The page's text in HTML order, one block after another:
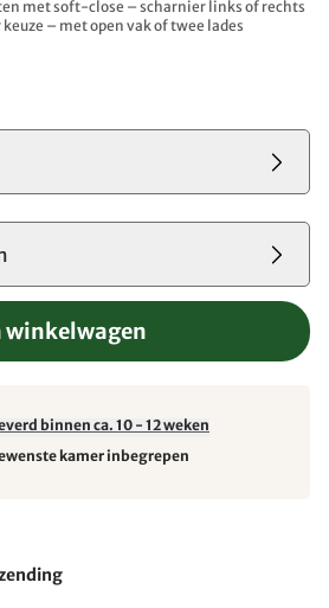
met soft-close – scharnier links of rechts
– met open vak of twee lades
winkelwagen
binnen ca. 10 - 12 weken
kamer inbegrepen